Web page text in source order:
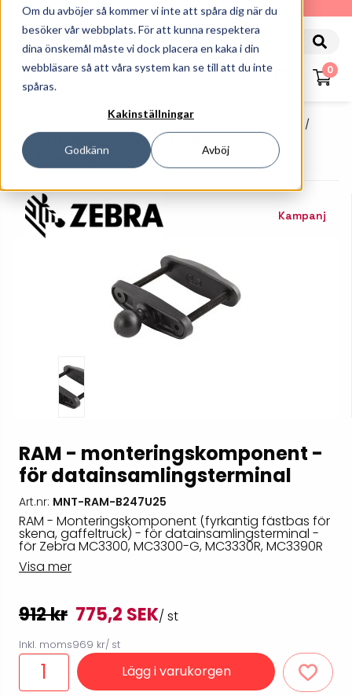
Om du avböjer så kommer vi inte att spåra dig när du
besöker vår webbplats. För att kunna respektera
dina önskemål måste vi dock placera en kaka i din
webbläsare så att våra system kan se till att du inte
spåras.
Kakinställningar
Godkänn Avböj
010-162 61 90
0
Handdatorer
Tillbehör Handdatorer
RAM - Monteringskomponent - För
Datainsamlingsterminal
Kampanj
RAM - monteringskomponent -
för datainsamlingsterminal
Art.nr: MNT-RAM-B247U25
RAM - Monteringskomponent (fyrkantig fästbas för
skena, gaffeltruck) - för datainsamlingsterminal -
för Zebra MC3300, MC3300-G, MC3330R, MC3390R
Visa mer
912 kr 775,2 SEK/ st
Inkl. moms969 kr/ st
Lägg i varukorgen